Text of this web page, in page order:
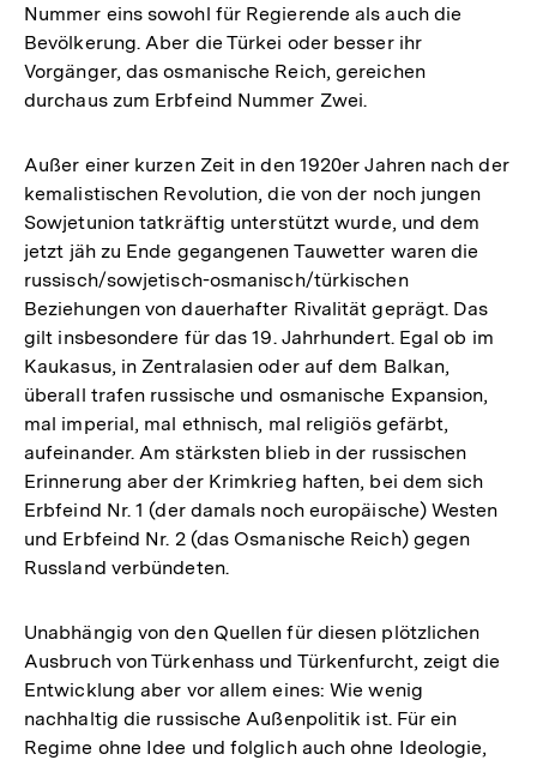
Nummer eins sowohl für Regierende als auch die
Bevölkerung. Aber die Türkei oder besser ihr
Vorgänger, das osmanische Reich, gereichen
durchaus zum Erbfeind Nummer Zwei.
Außer einer kurzen Zeit in den 1920er Jahren nach der
kemalistischen Revolution, die von der noch jungen
Sowjetunion tatkräftig unterstützt wurde, und dem
jetzt jäh zu Ende gegangenen Tauwetter waren die
russisch/sowjetisch-osmanisch/türkischen
Beziehungen von dauerhafter Rivalität geprägt. Das
gilt insbesondere für das 19. Jahrhundert. Egal ob im
Kaukasus, in Zentralasien oder auf dem Balkan,
überall trafen russische und osmanische Expansion,
mal imperial, mal ethnisch, mal religiös gefärbt,
aufeinander. Am stärksten blieb in der russischen
Erinnerung aber der Krimkrieg haften, bei dem sich
Erbfeind Nr. 1 (der damals noch europäische) Westen
und Erbfeind Nr. 2 (das Osmanische Reich) gegen
Russland verbündeten.
Unabhängig von den Quellen für diesen plötzlichen
Ausbruch von Türkenhass und Türkenfurcht, zeigt die
Entwicklung aber vor allem eines: Wie wenig
nachhaltig die russische Außenpolitik ist. Für ein
Regime ohne Idee und folglich auch ohne Ideologie,